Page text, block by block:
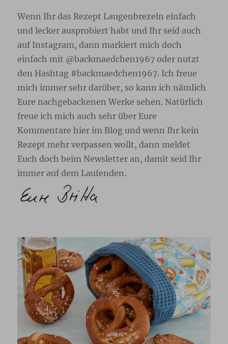
Wenn Ihr das Rezept Laugenbrezeln einfach
und lecker ausprobiert habt und Ihr seid auch
auf Instagram, dann markiert mich doch
einfach mit @backmaedchen1967 oder nutzt
den Hashtag #backmaedchen1967. Ich freue
mich immer sehr darüber, so kann ich nämlich
Eure nachgebackenen Werke sehen. Natürlich
freue ich mich auch sehr über Eure
Kommentare hier im Blog und wenn Ihr kein
Rezept mehr verpassen wollt, dann meldet
Euch doch beim Newsletter an, damit seid Ihr
immer auf dem Laufenden.